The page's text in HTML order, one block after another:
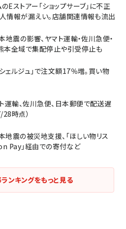
Eストアー「ショップサーブ」に不正
情報が漏えい。店舗関連情報も流出
地震の影響、ヤマト運輸・佐川急便・
本全域で集配停止や引受停止も
ェルジュ」で注文額17％増。買い物
運輸、佐川急便、日本郵便で配送遅
時点）
震の被災地支援、「ほしい物リス
Pay」経由での寄付など
ンキングをもっと見る